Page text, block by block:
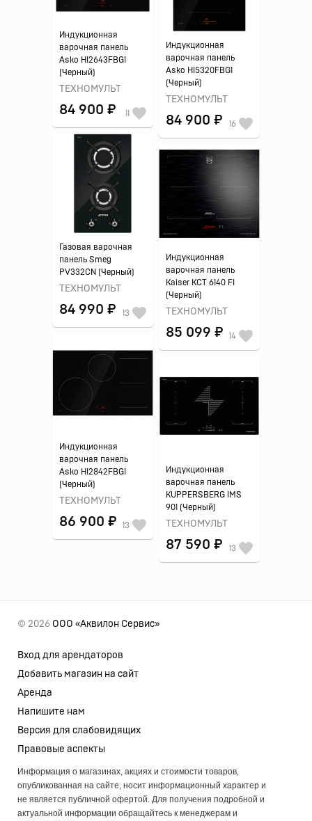
Индукционная
варочная панель
Asko HI2643FBG1
(Черный)
ТЕХНОМУЛЬТ
84 900 ₽ 11
Индукционная
варочная панель
Asko HI5320FBG1
(Черный)
ТЕХНОМУЛЬТ
84 900 ₽ 16
Газовая варочная
панель Smeg
PV332CN (Черный)
ТЕХНОМУЛЬТ
84 990 ₽ 13
Индукционная
варочная панель
Kaiser KCT 6140 FI
(Черный)
ТЕХНОМУЛЬТ
85 099 ₽ 14
Индукционная
варочная панель
Asko HI2842FBG1
(Черный)
ТЕХНОМУЛЬТ
86 900 ₽ 13
Индукционная
варочная панель
KUPPERSBERG IMS
901 (Черный)
ТЕХНОМУЛЬТ
87 590 ₽ 13
© 2026 ООО «Аквилон Сервис»
Вход для арендаторов
Добавить магазин на сайт
Аренда
Напишите нам
Версия для слабовидящих
Правовые аспекты
Информация о магазинах, акциях и стоимости товаров,
опубликованная на сайте, носит информационный характер и
не является публичной офертой. Для получения подробной и
актуальной информации обращайтесь к менеджерам и